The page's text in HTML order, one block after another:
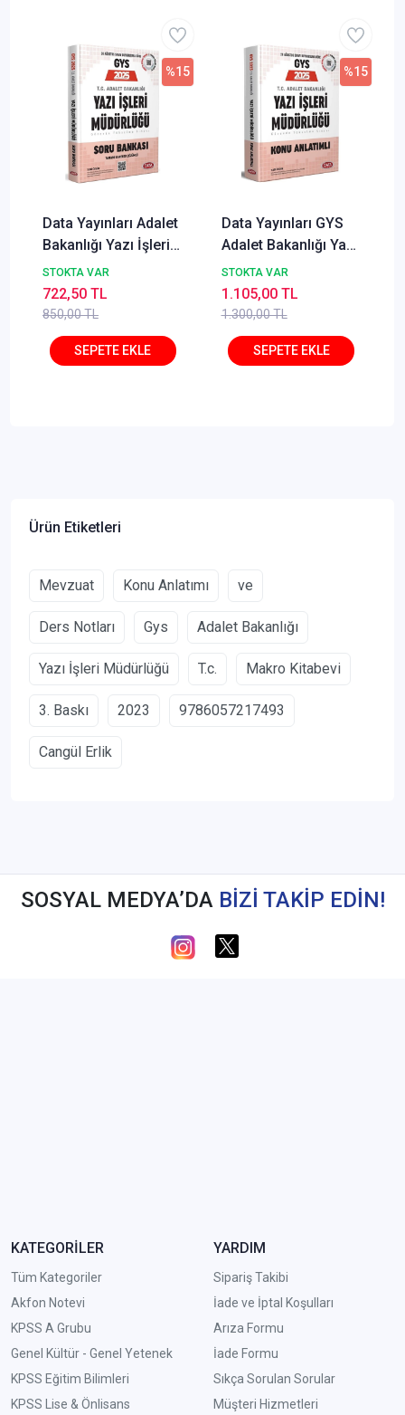
Data Yayınları Adalet
Bakanlığı Yazı İşleri
Müdürlüğü GYS Soru
Bankası
STOKTA VAR
850,00 TL
%15
722,50 TL
Data Yayınları GYS
Adalet Bakanlığı Yazı
İşleri Müdürlüğü
Konu Anlatımlı
STOKTA VAR
1.300,00 TL
%15
1.105,00 TL
Ürün Etiketleri
Mevzuat Konu Anlatımı ve
Ders Notları Gys Adalet Bakanlığı
Yazı İşleri Müdürlüğü T.c. Makro Kitabevi
3. Baskı 2023 9786057217493
Cangül Erlik
SOSYAL MEDYA’DA BİZİ TAKİP EDİN!
KATEGORİLER
Tüm Kategoriler
Akfon Notevi
KPSS A Grubu
Genel Kültür - Genel Yetenek
KPSS Eğitim Bilimleri
KPSS Lise & Önlisans
YARDIM
Sipariş Takibi
İade ve İptal Koşulları
Arıza Formu
İade Formu
Sıkça Sorulan Sorular
Müşteri Hizmetleri